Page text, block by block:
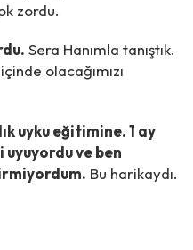
zordu.
Sera Hanımla tanıştık.
olacağımızı
uyku eğitimine. 1 ay
uyuyordu ve ben
Bu harikaydı.